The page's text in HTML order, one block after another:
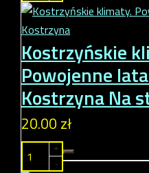
Kostrzyńskie
Powojenne
KostrzynaNa
20.00 zł
+
-